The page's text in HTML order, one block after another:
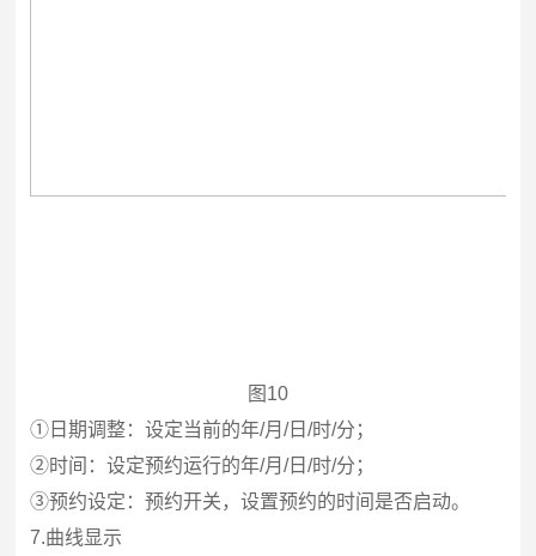
图10
①日期调整：设定当前的年/月/日/时/分；
②时间：设定预约运行的年/月/日/时/分；
③预约设定：预约开关，设置预约的时间是否启动。
7.曲线显示